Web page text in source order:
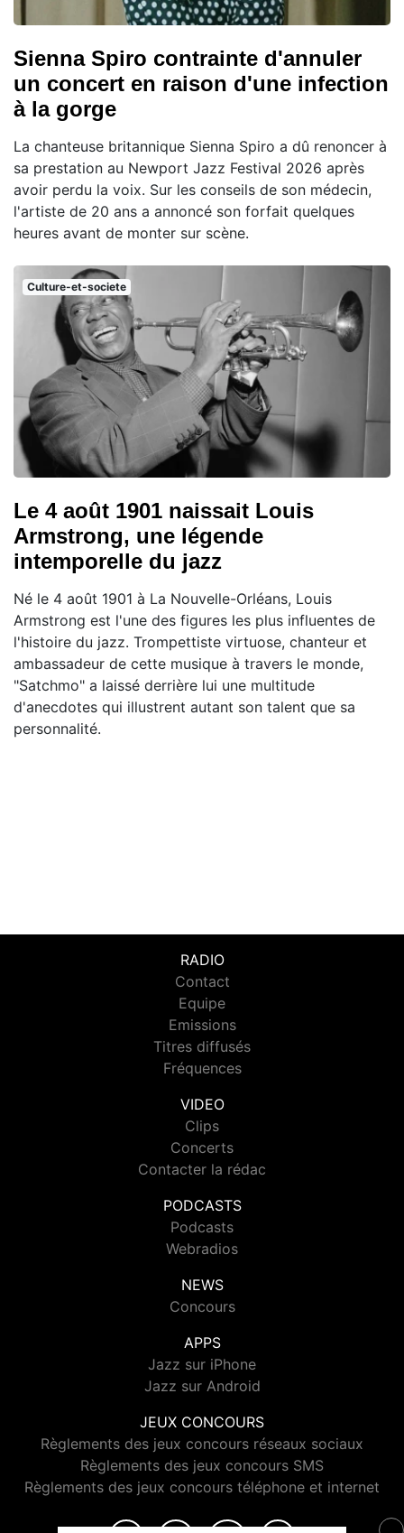
Sienna Spiro contrainte d'annuler
un concert en raison d'une infection
à la gorge
La chanteuse britannique Sienna Spiro a dû renoncer à
sa prestation au Newport Jazz Festival 2026 après
avoir perdu la voix. Sur les conseils de son médecin,
l'artiste de 20 ans a annoncé son forfait quelques
heures avant de monter sur scène.
Culture-et-societe
Le 4 août 1901 naissait Louis
Armstrong, une légende
intemporelle du jazz
Né le 4 août 1901 à La Nouvelle-Orléans, Louis
Armstrong est l'une des figures les plus influentes de
l'histoire du jazz. Trompettiste virtuose, chanteur et
ambassadeur de cette musique à travers le monde,
"Satchmo" a laissé derrière lui une multitude
d'anecdotes qui illustrent autant son talent que sa
personnalité.
RADIO
Contact
Equipe
Emissions
Titres diffusés
Fréquences
VIDEO
Clips
Concerts
Contacter la rédac
PODCASTS
Podcasts
Webradios
NEWS
Concours
APPS
Jazz sur iPhone
Jazz sur Android
JEUX CONCOURS
Règlements des jeux concours réseaux sociaux
Règlements des jeux concours SMS
Règlements des jeux concours téléphone et internet